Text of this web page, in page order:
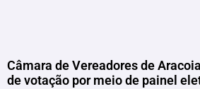
Câmara de Vereadores de
de votação por meio de painel